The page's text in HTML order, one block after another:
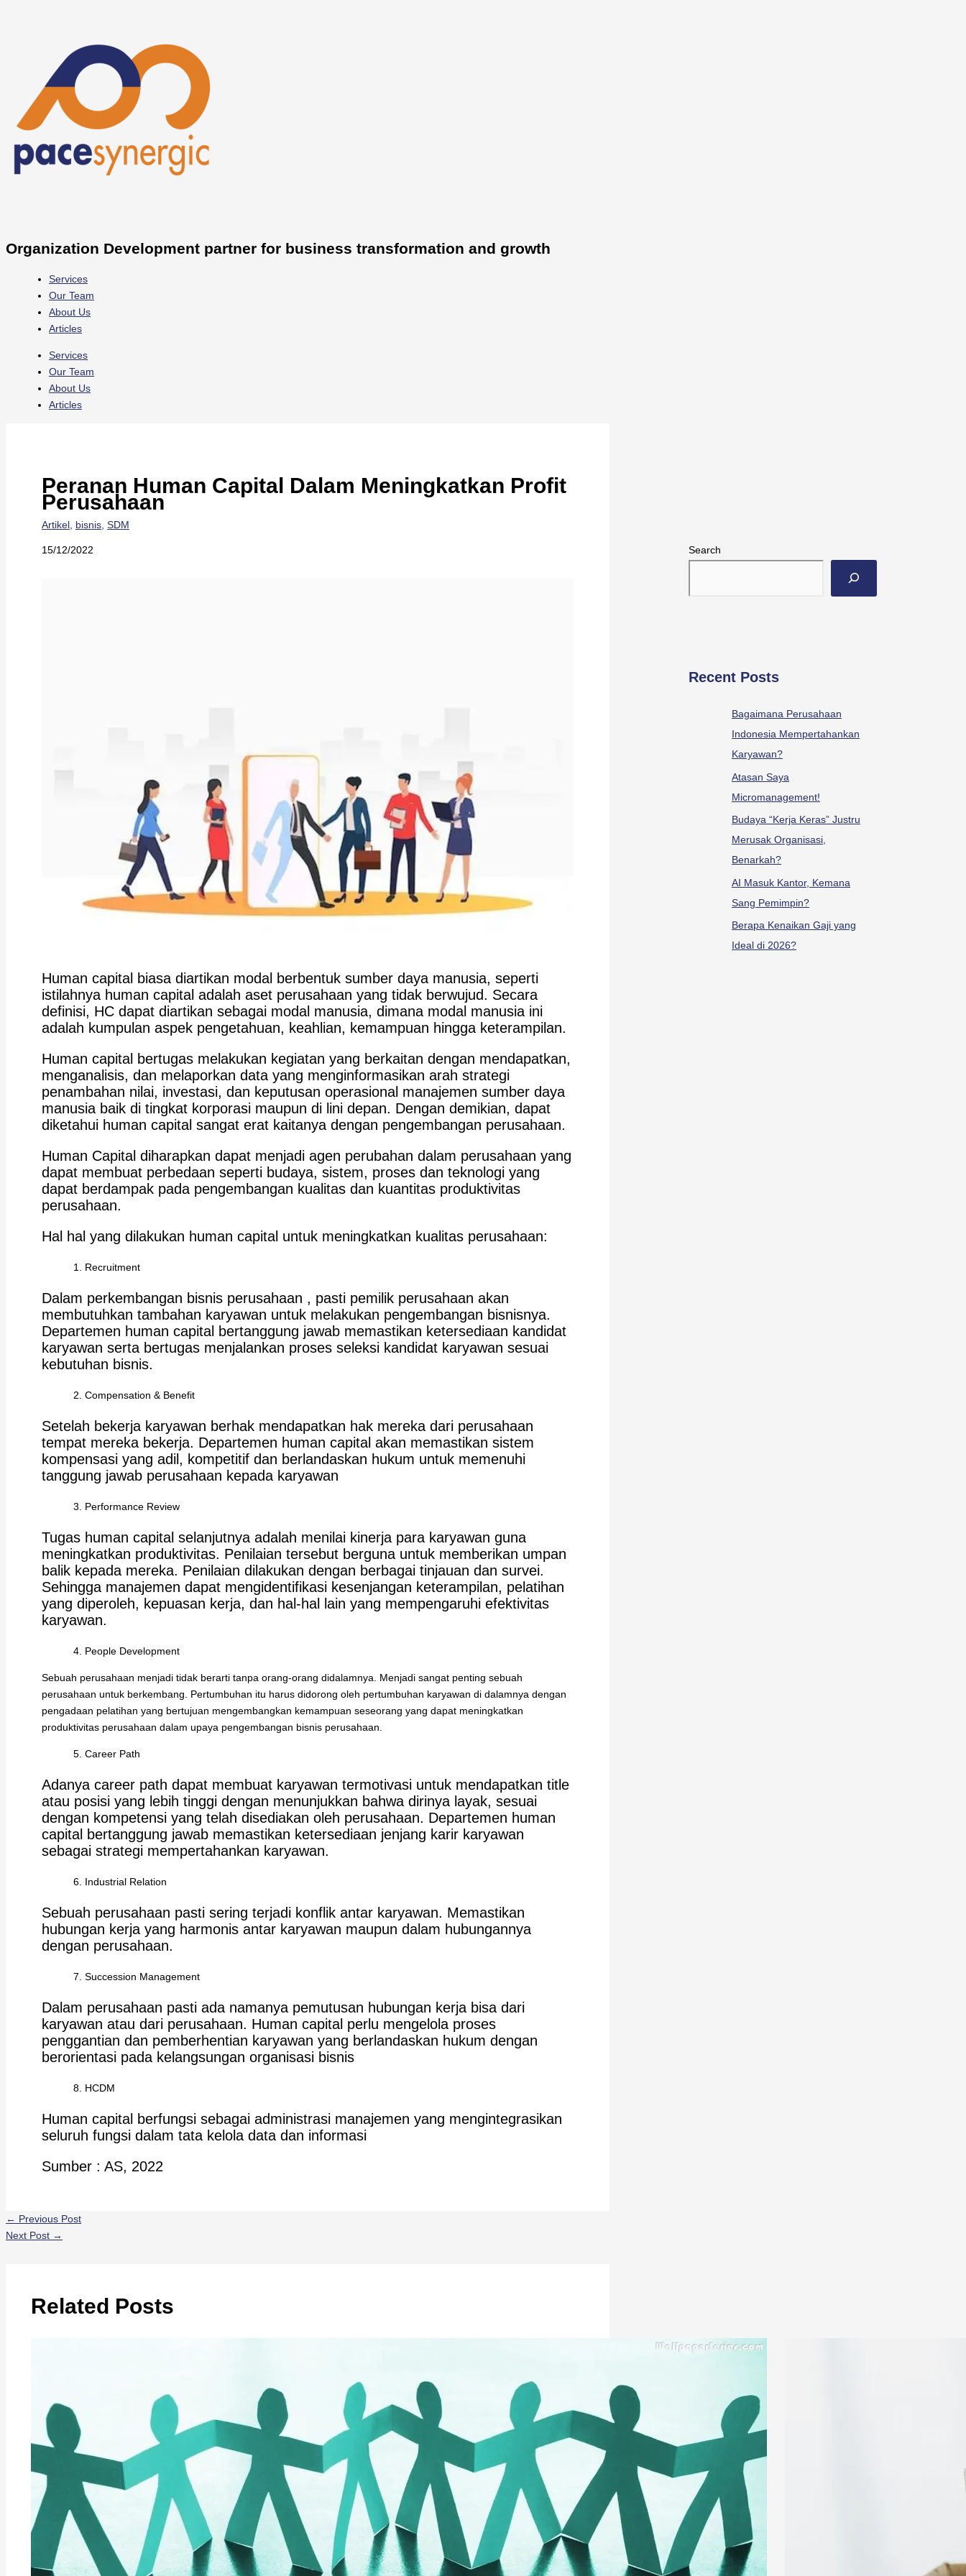
Organization Development partner for business transformation and growth
Services
Our Team
About Us
Articles
Services
Our Team
About Us
Articles
Peranan Human Capital Dalam Meningkatkan Profit
Perusahaan
Artikel bisnis SDM
15/12/2022
Human capital biasa diartikan modal berbentuk sumber daya manusia, seperti
istilahnya human capital adalah aset perusahaan yang tidak berwujud. Secara
definisi, HC dapat diartikan sebagai modal manusia, dimana modal manusia ini
adalah kumpulan aspek pengetahuan, keahlian, kemampuan hingga keterampilan.
Human capital bertugas melakukan kegiatan yang berkaitan dengan mendapatkan,
menganalisis, dan melaporkan data yang menginformasikan arah strategi
penambahan nilai, investasi, dan keputusan operasional manajemen sumber daya
manusia baik di tingkat korporasi maupun di lini depan. Dengan demikian, dapat
diketahui human capital sangat erat kaitanya dengan pengembangan perusahaan.
Human Capital diharapkan dapat menjadi agen perubahan dalam perusahaan yang
dapat membuat perbedaan seperti budaya, sistem, proses dan teknologi yang
dapat berdampak pada pengembangan kualitas dan kuantitas produktivitas
perusahaan.
Hal hal yang dilakukan human capital untuk meningkatkan kualitas perusahaan:
Recruitment
Dalam perkembangan bisnis perusahaan , pasti pemilik perusahaan akan
membutuhkan tambahan karyawan untuk melakukan pengembangan bisnisnya.
Departemen human capital bertanggung jawab memastikan ketersediaan kandidat
karyawan serta bertugas menjalankan proses seleksi kandidat karyawan sesuai
kebutuhan bisnis.
Compensation & Benefit
Setelah bekerja karyawan berhak mendapatkan hak mereka dari perusahaan
tempat mereka bekerja. Departemen human capital akan memastikan sistem
kompensasi yang adil, kompetitif dan berlandaskan hukum untuk memenuhi
tanggung jawab perusahaan kepada karyawan
Performance Review
Tugas human capital selanjutnya adalah menilai kinerja para karyawan guna
meningkatkan produktivitas. Penilaian tersebut berguna untuk memberikan umpan
balik kepada mereka. Penilaian dilakukan dengan berbagai tinjauan dan survei.
Sehingga manajemen dapat mengidentifikasi kesenjangan keterampilan, pelatihan
yang diperoleh, kepuasan kerja, dan hal-hal lain yang mempengaruhi efektivitas
karyawan.
People Development
Sebuah perusahaan menjadi tidak berarti tanpa orang-orang didalamnya. Menjadi sangat penting sebuah
perusahaan untuk berkembang. Pertumbuhan itu harus didorong oleh pertumbuhan karyawan di dalamnya dengan
pengadaan pelatihan yang bertujuan mengembangkan kemampuan seseorang yang dapat meningkatkan
produktivitas perusahaan dalam upaya pengembangan bisnis perusahaan.
Career Path
Adanya career path dapat membuat karyawan termotivasi untuk mendapatkan title
atau posisi yang lebih tinggi dengan menunjukkan bahwa dirinya layak, sesuai
dengan kompetensi yang telah disediakan oleh perusahaan. Departemen human
capital bertanggung jawab memastikan ketersediaan jenjang karir karyawan
sebagai strategi mempertahankan karyawan.
Industrial Relation
Sebuah perusahaan pasti sering terjadi konflik antar karyawan. Memastikan
hubungan kerja yang harmonis antar karyawan maupun dalam hubungannya
dengan perusahaan.
Succession Management
Dalam perusahaan pasti ada namanya pemutusan hubungan kerja bisa dari
karyawan atau dari perusahaan. Human capital perlu mengelola proses
penggantian dan pemberhentian karyawan yang berlandaskan hukum dengan
berorientasi pada kelangsungan organisasi bisnis
HCDM
Human capital berfungsi sebagai administrasi manajemen yang mengintegrasikan
seluruh fungsi dalam tata kelola data dan informasi
Sumber : AS, 2022
← Previous Post
Next Post →
Related Posts
Search
Recent Posts
Bagaimana Perusahaan
Indonesia Mempertahankan
Karyawan?
Atasan Saya
Micromanagement!
Budaya “Kerja Keras” Justru
Merusak Organisasi,
Benarkah?
AI Masuk Kantor, Kemana
Sang Pemimpin?
Berapa Kenaikan Gaji yang
Ideal di 2026?